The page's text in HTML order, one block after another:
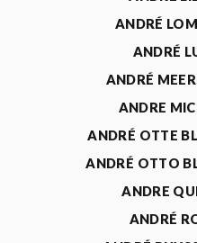
ANDRÉ
ANDRÉ
ANDRÉ
ANDRE
ANDRÉ OTTE
ANDRÉ OTTO
ANDRE
ANDRÉ